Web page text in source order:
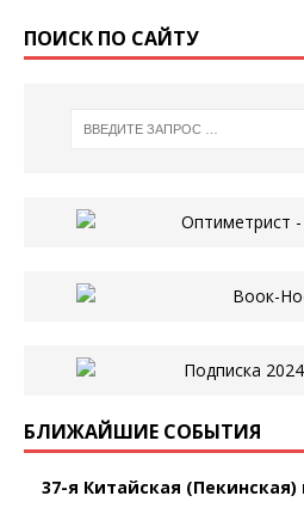
ПОИСК ПО САЙТУ
БЛИЖАЙШИЕ СОБЫТИЯ
37-я Китайская